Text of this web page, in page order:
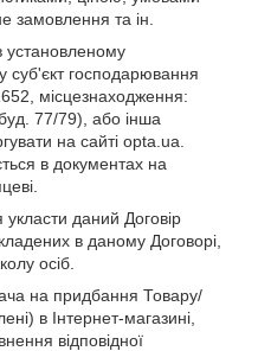
замовлення та ін.
установленому
суб'єкт господарювання
місцезнаходження:
77/79), або інша
на сайті opta.ua.
в документах на
даний Договір
в даному Договорі,
осіб.
на придбання Товару/
в Інтернет-магазині,
відповідної